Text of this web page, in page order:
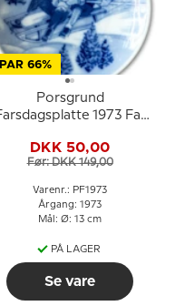
66%
Porsgrund
1973 Far
DKK 50,00
Før: DKK 149,00
Varenr.: PF1973
Årgang: 1973
Mål: Ø: 13 cm
PÅ LAGER
Se vare